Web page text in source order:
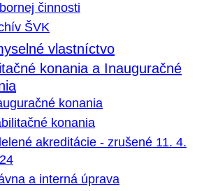
činnosti
ŠVK
vlastníctvo
konania a Inauguračné
konania
konania
akreditácie - zrušené 11. 4.
a interná úprava